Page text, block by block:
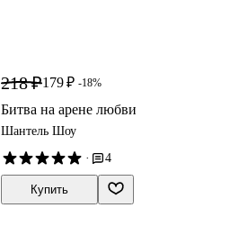
218 ₽179 ₽ -18%
Битва на арене любви
Шантель Шоу
·
4
Купить